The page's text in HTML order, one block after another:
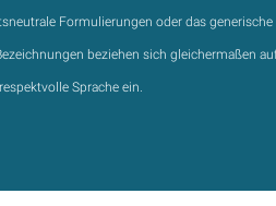
Formulierungen oder das generische
beziehen sich gleichermaßen
Sprache ein.